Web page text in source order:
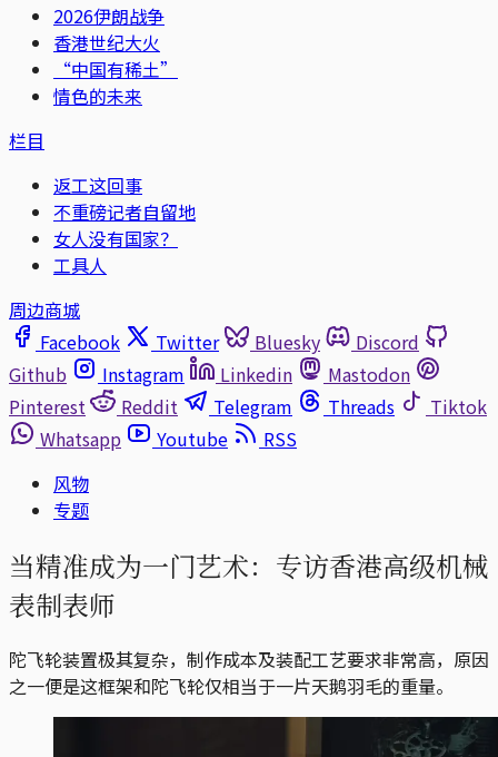
2026伊朗战争
香港世纪大火
“中国有稀土”
情色的未来
栏目
返工这回事
不重磅记者自留地
女人没有国家？
工具人
周边商城
Facebook
Twitter Bluesky
Discord
Github
Instagram Linkedin
Mastodon
Pinterest
Reddit Telegram Threads
Tiktok
Whatsapp
Youtube
RSS
风物
专题
当精准成为一门艺术：专访香港高级机械
表制表师
陀飞轮装置极其复杂，制作成本及装配工艺要求非常高，原因
之一便是这框架和陀飞轮仅相当于一片天鹅羽毛的重量。